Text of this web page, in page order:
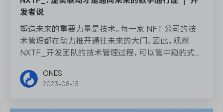
发者说
塑造未来的重要力量是技术。每一家 NFT 公司的技
术管理都在助力推开通往未来的大门。因此，观察
NXTF_开发团队的技术管理过程，可以管中窥豹式地
动态。
ONES
2023-08-15